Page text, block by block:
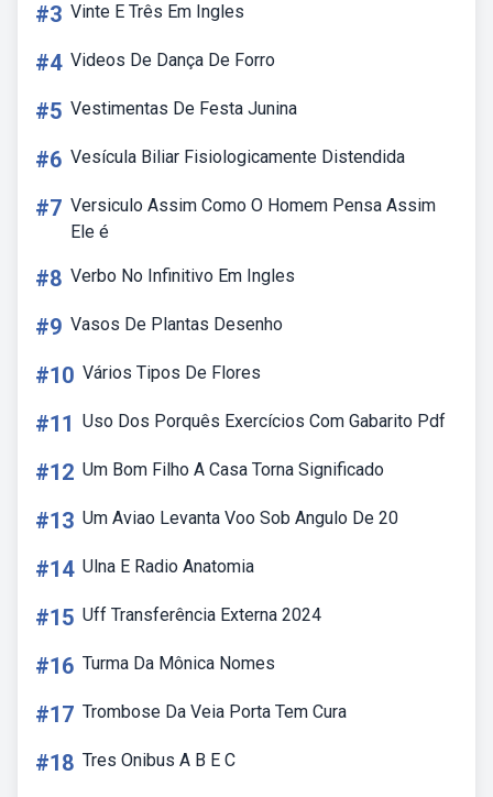
#3 Vinte E Três Em Ingles
#4 Videos De Dança De Forro
#5 Vestimentas De Festa Junina
#6 Vesícula Biliar Fisiologicamente Distendida
#7 Versiculo Assim Como O Homem Pensa Assim
Ele é
#8 Verbo No Infinitivo Em Ingles
#9 Vasos De Plantas Desenho
#10 Vários Tipos De Flores
#11 Uso Dos Porquês Exercícios Com Gabarito Pdf
#12 Um Bom Filho A Casa Torna Significado
#13 Um Aviao Levanta Voo Sob Angulo De 20
#14 Ulna E Radio Anatomia
#15 Uff Transferência Externa 2024
#16 Turma Da Mônica Nomes
#17 Trombose Da Veia Porta Tem Cura
#18 Tres Onibus A B E C